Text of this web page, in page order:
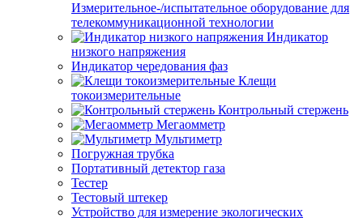
Измерительное-/испытательное оборудование для
телекоммуникационной технологии
Индикатор
низкого напряжения
Индикатор чередования фаз
Клещи
токоизмерительные
Контрольный стержень
Мегаомметр
Мультиметр
Погружная трубка
Портативный детектор газа
Тестер
Тестовый штекер
Устройство для измерение экологических